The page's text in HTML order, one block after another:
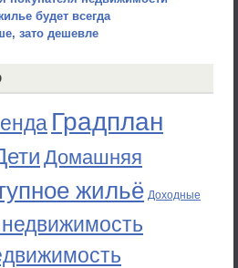
будет всегда
зато дешевле
Градплан
Домашняя
жильё Доходные